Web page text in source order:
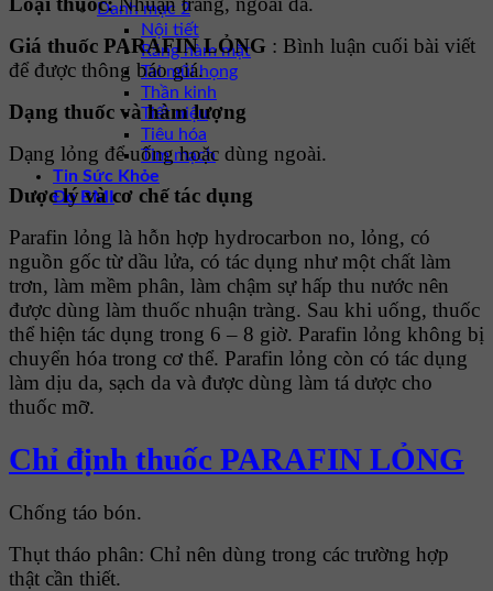
Danh mục 2
Nội tiết
Răng hàm mặt
Tai mũi họng
Thần kinh
Tiết niệu
Tiêu hóa
Tim mạch
Tin Sức Khỏe
Đo BMI
Giá thuốc PARAFIN LỎNG : Bình luận cuối bài viết
để được thông báo giá.
Dạng thuốc và hàm lượng
Dạng lỏng để uống hoặc dùng ngoài.
Dược lý và cơ chế tác dụng
Parafin lỏng là hỗn hợp hydrocarbon no, lỏng, có
nguồn gốc từ dầu lửa, có tác dụng như một chất làm
trơn, làm mềm phân, làm chậm sự hấp thu nước nên
được dùng làm thuốc nhuận tràng. Sau khi uống, thuốc
thể hiện tác dụng trong 6 – 8 giờ. Parafin lỏng không bị
chuyển hóa trong cơ thể. Parafin lỏng còn có tác dụng
làm dịu da, sạch da và được dùng làm tá dược cho
thuốc mỡ.
Chỉ định thuốc PARAFIN LỎNG
Chống táo bón.
Thụt tháo phân: Chỉ nên dùng trong các trường hợp
thật cần thiết.